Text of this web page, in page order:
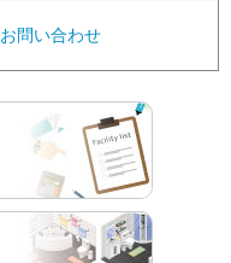
お問い合わせ